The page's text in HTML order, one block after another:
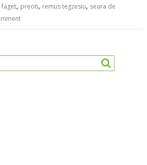
faget, preoti, remus tegzesiu, seara de